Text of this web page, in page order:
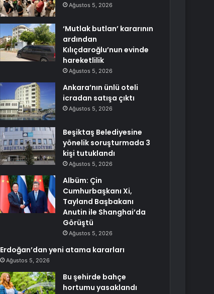
Ağustos 5, 2026
‘Mutlak butlan’ kararının
ardından
Kılıçdaroğlu’nun evinde
hareketlilik
Ağustos 5, 2026
Ankara’nın ünlü oteli
icradan satışa çıktı
Ağustos 5, 2026
Beşiktaş Belediyesine
yönelik soruşturmada 3
kişi tutuklandı
Ağustos 5, 2026
Albüm: Çin
Cumhurbaşkanı Xi,
Tayland Başbakanı
Anutin ile Shanghai’da
Görüştü
Ağustos 5, 2026
Erdoğan’dan yeni atama kararları
Ağustos 5, 2026
Bu şehirde bahçe
hortumu yasaklandı